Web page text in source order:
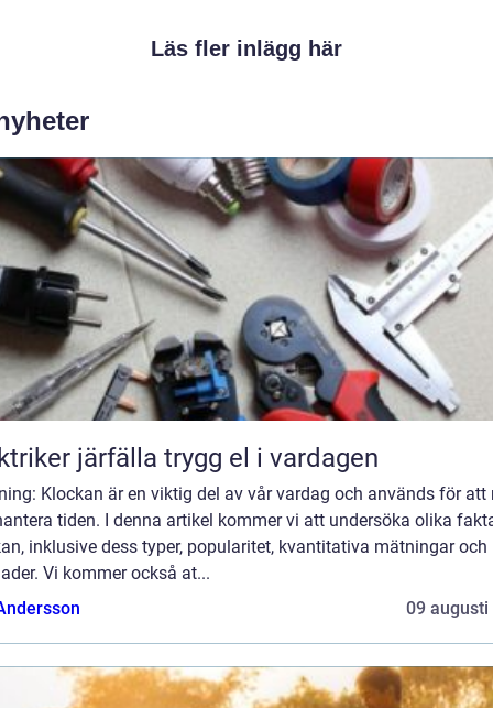
Läs fler inlägg här
Elektriker järfälla trygg el i vardagen
Klockan är en viktig del av vår vardag och används för att
tiden. I denna artikel kommer vi att undersöka olika
inklusive dess typer, popularitet, kvantitativa mätningar och
Vi kommer också at...
09 augusti